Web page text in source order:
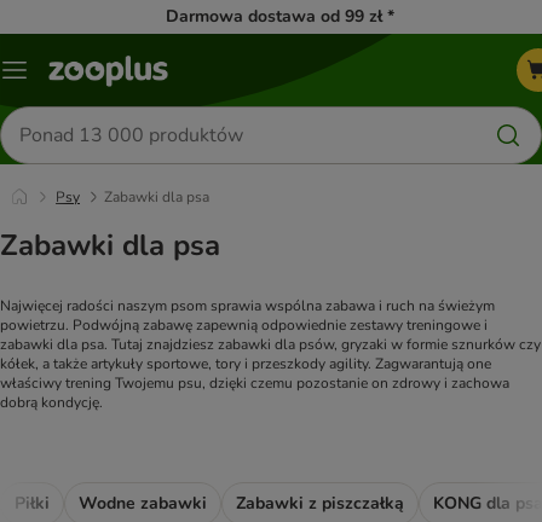
Darmowa dostawa od 99 zł *
Menu
Szukaj
produktów
Psy Zabawki dla psa
Zabawki dla psa
Najwięcej radości naszym psom sprawia wspólna zabawa i ruch na świeżym
powietrzu. Podwójną zabawę zapewnią odpowiednie zestawy treningowe i
zabawki dla psa. Tutaj znajdziesz zabawki dla psów, gryzaki w formie sznurków czy
kółek, a także artykuły sportowe, tory i przeszkody agility. Zagwarantują one
właściwy trening Twojemu psu, dzięki czemu pozostanie on zdrowy i zachowa
dobrą kondycję.
Piłki Wodne zabawki Zabawki z piszczałką KONG dla psa